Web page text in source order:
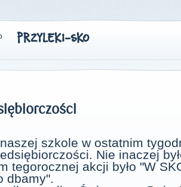
PRZYLEKI-SKO
szkole w ostatnim
Nie inaczej
tegorocznej akcji było "W
dbamy".